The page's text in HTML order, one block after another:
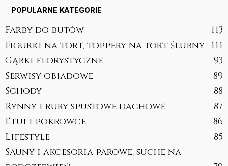
POPULARNE KATEGORIE
Farby do butów
113
Figurki na tort, toppery na tort ślubny 111
Gąbki florystyczne
93
Serwisy obiadowe
89
Schody
88
Rynny i rury spustowe dachowe
87
Etui i pokrowce
86
Lifestyle
85
Sauny i akcesoria parowe, suche na